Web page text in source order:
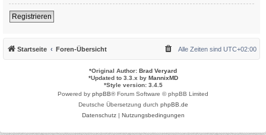
Registrieren
Startseite Foren-Übersicht Alle Zeiten sind UTC+02:00
*Original Author: Brad Veryard
*Updated to 3.3.x by MannixMD
*Style version: 3.4.5
Powered by phpBB® Forum Software © phpBB Limited
Deutsche Übersetzung durch phpBB.de
Datenschutz| Nutzungsbedingungen